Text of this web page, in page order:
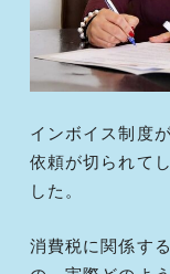
インボイス制度
依頼が切られて
した。
消費税に関係す